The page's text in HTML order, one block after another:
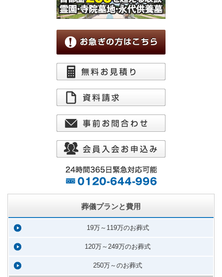
葬儀プランと費用
19万～119万のお葬式
120万～249万のお葬式
250万～のお葬式